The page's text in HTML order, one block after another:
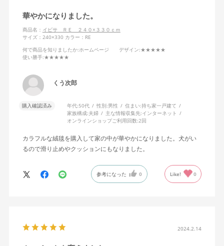
華やかになりました。
商品名： イビサ ＲＥ ２４０×３３０ｃｍ
サイズ：240×330 カラー：RE
何で商品を知りましたか:ホームページ デザイン:★★★★★
使い勝手:★★★★★
くう次郎
購入確認済み 年代:50代 性別:男性 住まい:持ち家一戸建て
家族構成:夫婦 主な情報収集先:インターネット
オンラインショップご利用回数:2回
カラフルな絨毯を購入して家の中が華やかになりました。犬がい
るので滑り止めやクッションにもなりました。
参考になった 0 Like! 0
2024.2.14